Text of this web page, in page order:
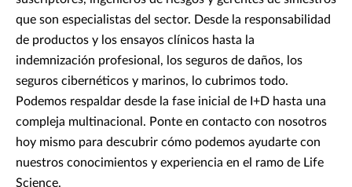
que son especialistas del sector. Desde la responsabilidad
de productos y los ensayos clínicos hasta la
indemnización profesional, los seguros de daños, los
seguros cibernéticos y marinos, lo cubrimos todo.
Podemos respaldar desde la fase inicial de I+D hasta una
compleja multinacional. Ponte en contacto con nosotros
hoy mismo para descubrir cómo podemos ayudarte con
nuestros conocimientos y experiencia en el ramo de Life
Science.